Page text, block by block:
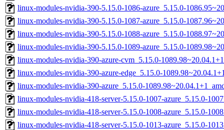
linux-modules-nvidia-390-5.15.0-1086-azure_5.15.0-
linux-modules-nvidia-390-5.15.0-1087-azure_5.15.0-
linux-modules-nvidia-390-5.15.0-1088-azure_5.15.0-
linux-modules-nvidia-390-5.15.0-1089-azure_5.15.0-
linux-modules-nvidia-390-azure-cvm_5.15.0-
linux-modules-nvidia-390-azure-edge_5.15.0-
linux-modules-nvidia-390-azure_5.15.0-
linux-modules-nvidia-418-server-5.15.0-1007-azure_5.15.0-
linux-modules-nvidia-418-server-5.15.0-1008-azure_5.15.0-
linux-modules-nvidia-418-server-5.15.0-1013-azure_5.15.0-